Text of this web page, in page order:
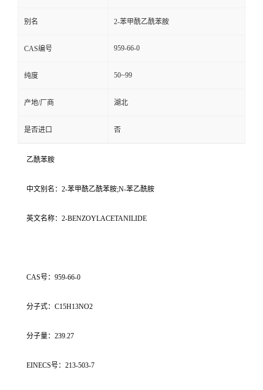
别名 2-苯甲酰乙酰苯胺
CAS编号 959-66-0
纯度 50~99
产地/厂商 湖北
是否进口 否
乙酰苯胺
中文别名：2-苯甲酰乙酰苯胺;N-苯乙酰胺
英文名称：2-BENZOYLACETANILIDE
CAS号：959-66-0
分子式：C15H13NO2
分子量：239.27
EINECS号：213-503-7